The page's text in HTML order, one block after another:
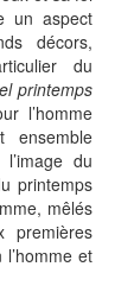
un aspect
décors,
du
printemps
l’homme
ensemble
du
printemps
mêlés
et